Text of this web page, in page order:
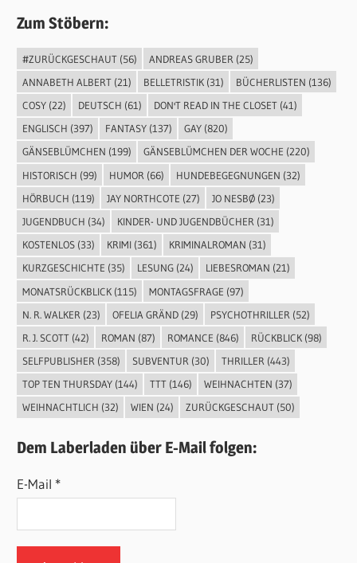
Zum Stöbern:
#ZURÜCKGESCHAUT(56) ANDREAS GRUBER (25)
ANNABETH ALBERT(21) BELLETRISTIK(31) BÜCHERLISTEN (136)
COSY(22) DEUTSCH (61) DON'T READ IN THE CLOSET(41)
ENGLISCH (397) FANTASY(137) GAY(820)
GÄNSEBLÜMCHEN (199) GÄNSEBLÜMCHEN DER WOCHE (220)
HISTORISCH (99) HUMOR (66) HUNDEBEGEGNUNGEN (32)
HÖRBUCH (119) JAY NORTHCOTE (27) JO NESBØ(23)
JUGENDBUCH (34) KINDER- UND JUGENDBÜCHER (31)
KOSTENLOS(33) KRIMI(361) KRIMINALROMAN (31)
KURZGESCHICHTE (35) LESUNG(24) LIEBESROMAN (21)
MONATSRÜCKBLICK(115) MONTAGSFRAGE (97)
N. R. WALKER (23) OFELIA GRÄND(29) PSYCHOTHRILLER (52)
R. J. SCOTT(42) ROMAN (87) ROMANCE (846) RÜCKBLICK(98)
SELFPUBLISHER (358) SUBVENTUR (30) THRILLER (443)
TOP TEN THURSDAY(144) TTT(146) WEIHNACHTEN (37)
WEIHNACHTLICH (32) WIEN (24) ZURÜCKGESCHAUT(50)
Dem Laberladen über E-Mail folgen:
E-Mail *